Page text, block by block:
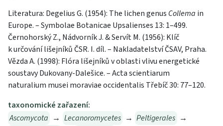
Literatura: Degelius G. (1954): The lichen genus Collema in
Europe. – Symbolae Botanicae Upsalienses 13: 1–499.
Černohorský Z., Nádvorník J. & Servít M. (1956): Klíč
k určování lišejníků ČSR. I. díl. – Nakladatelství ČSAV, Praha.
Vězda A. (1998): Flóra lišejníků v oblasti vlivu energetické
soustavy Dukovany-Dalešice. – Acta scientiarum
naturalium musei moraviae occidentalis Třebíč 30: 77–120.
taxonomické zařazení:
Ascomycota → Lecanoromycetes → Peltigerales →